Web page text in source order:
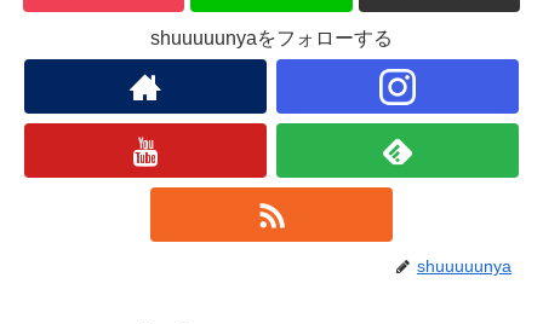
shuuuuunyaをフォローする
shuuuuunya